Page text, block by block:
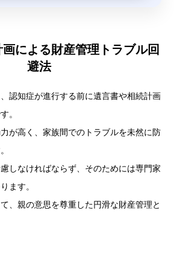
による財産管理トラブル回
避法
認知症が進行する前に遺言書や相続計画
。
が高く、家族間でのトラブルを未然に防
しなければならず、そのためには専門家
ます。
、親の意思を尊重した円滑な財産管理と